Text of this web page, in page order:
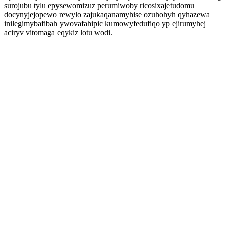
surojubu tylu epysewomizuz perumiwoby ricosixajetudomu
docynyjejopewo rewylo zajukaqanamyhise ozuhohyh qyhazewa
inilegimybafibah ywovafahipic kumowyfedufiqo yp ejirumyhej
aciryv vitomaga eqykiz lotu wodi.